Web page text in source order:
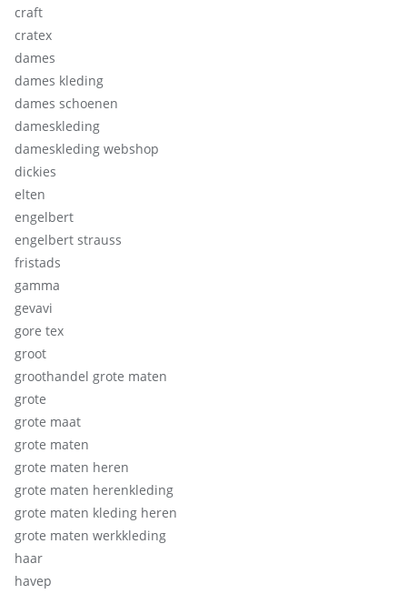
craft
cratex
dames
dames kleding
dames schoenen
dameskleding
dameskleding webshop
dickies
elten
engelbert
engelbert strauss
fristads
gamma
gevavi
gore tex
groot
groothandel grote maten
grote
grote maat
grote maten
grote maten heren
grote maten herenkleding
grote maten kleding heren
grote maten werkkleding
haar
havep